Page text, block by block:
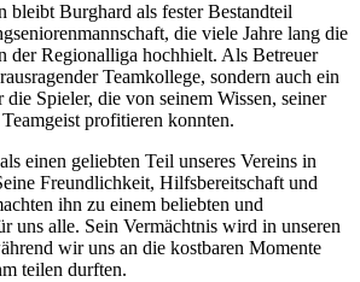
bleibt Burghard als fester Bestandteil
die viele Jahre lang die
der Regionalliga hochhielt. Als Betreuer
Teamkollege, sondern auch ein
Spieler, die von seinem Wissen, seiner
profitieren konnten.
einen geliebten Teil unseres Vereins in
Freundlichkeit, Hilfsbereitschaft und
ihn zu einem beliebten und
uns alle. Sein Vermächtnis wird in unseren
wir uns an die kostbaren Momente
teilen durften.